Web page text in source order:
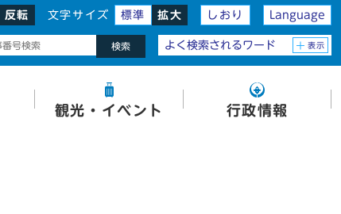
反転 文字サイズ 標準 拡大 しおり Language
検索 よく検索されるワード 表示
観光・イベント 行政情報